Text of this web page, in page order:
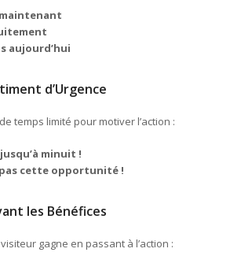
aujourd’hui
d’Urgence
temps limité pour motiver l’action :
minuit !
cette opportunité !
les Bénéfices
gagne en passant à l’action :